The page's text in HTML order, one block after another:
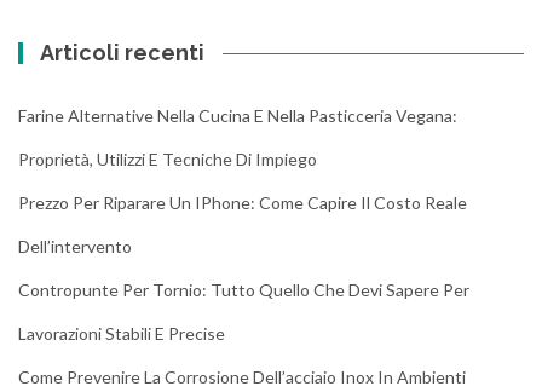
Articoli recenti
Farine Alternative Nella Cucina E Nella Pasticceria Vegana:
Proprietà, Utilizzi E Tecniche Di Impiego
Prezzo Per Riparare Un IPhone: Come Capire Il Costo Reale
Dell’intervento
Contropunte Per Tornio: Tutto Quello Che Devi Sapere Per
Lavorazioni Stabili E Precise
Come Prevenire La Corrosione Dell’acciaio Inox In Ambienti